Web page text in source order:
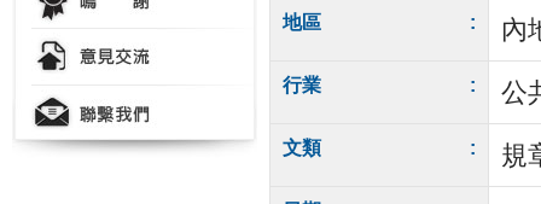
地區 : 內
行業 : 公
文類 : 規